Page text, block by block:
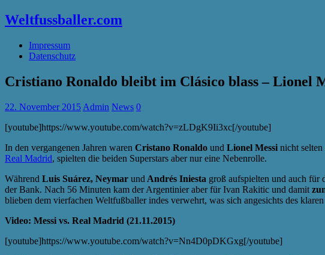
Weltfussballer.com
Impressum
Datenschutz
Cristiano Ronaldo bleibt im Clásico blass – Lionel
22. November 2015 Admin News 0
[youtube]https://www.youtube.com/watch?v=zLDgK9Ii3xc[/youtube]
In den vergangenen Jahren waren Cristano Ronaldo und Lionel Messi nicht
Real Madrid, spielten die beiden Superstars aber nur eine Nebenrolle.
Während Luis Suárez, Neymar und Andrés Iniesta groß aufspielten und auch für
der Bank. Nach 56 Minuten kam der Argentinier aber für Ivan Rakitic und damit
blieben dem vierfachen Weltfußballer indes verwehrt, was sich angesichts des
Video: Messi vs. Real Madrid (21.11.2015)
[youtube]https://www.youtube.com/watch?v=Nn4D0pDKGxg[/youtube]